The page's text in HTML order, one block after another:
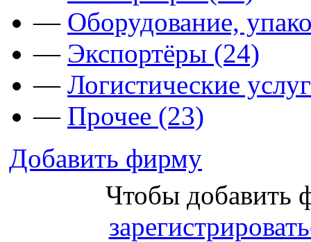
— Оборудование,
— Экспортёры (24)
— Логистические
— Прочее (23)
Добавить фирму
Чтобы добавить